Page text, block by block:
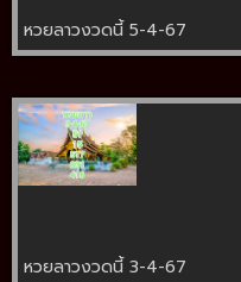
หวยลาวงวดนี้ 5-4-67
หวยลาวงวดนี้ 3-4-67